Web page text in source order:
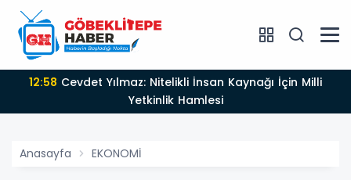
12:58
Yetkinlik Hamlesi
Anasayfa EKONOMİ